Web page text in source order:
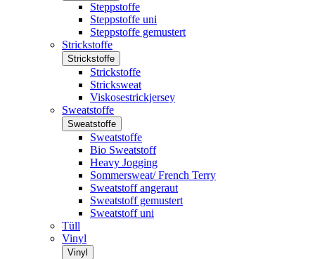
Steppstoffe
Steppstoffe uni
Steppstoffe gemustert
Strickstoffe
Strickstoffe
Strickstoffe
Stricksweat
Viskosestrickjersey
Sweatstoffe
Sweatstoffe
Sweatstoffe
Bio Sweatstoff
Heavy Jogging
Sommersweat/ French Terry
Sweatstoff angeraut
Sweatstoff gemustert
Sweatstoff uni
Tüll
Vinyl
Vinyl